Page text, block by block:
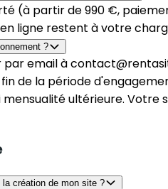
(à partir de 990 €,
ligne restent à votre
?
par email à
de la période
ultérieure. Votre
création de mon site ?